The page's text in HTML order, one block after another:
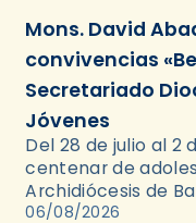
Mons. David
convivencias
Secretariado
Jóvenes
Del 28 de julio al 2
centenar de
Archidiócesis de
convivencias Be
06/08/2026